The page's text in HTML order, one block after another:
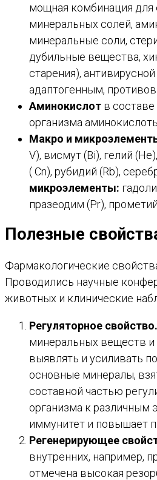
мощная комбинация для
минеральных солей,
минеральные соли,
дубильные вещества,
старения),
адаптогенным,
Аминокислот в
организма
Макро и
V), висмут (Bi), гелий
( Cn), рубидий (Rb),
микроэлементы:
празеодим (Pr),
Полезные
Фармакологические
Проводились научные
животных и клинические
Регуляторное свойство.
минеральных веществ и
выявлять и усиливать
основные минералы,
составной частью
организма к различным
иммунитет и повышает
Регенерирующее
внутренних, например,
отмечена высокая